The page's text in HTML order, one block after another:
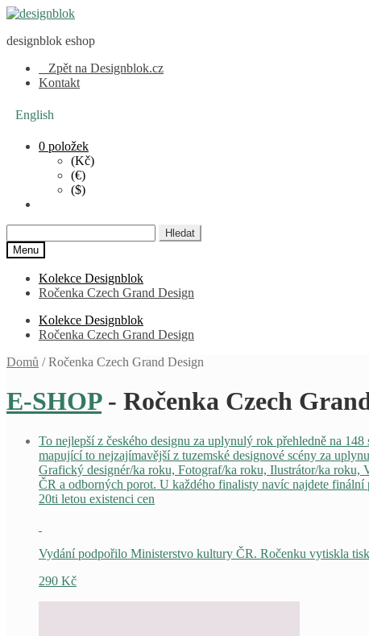
Přeskočit
navigaci
Přejít
obsahu
designblok eshop
Zpět na Designblok.cz
Kontakt
English
0 položek
(Kč)
(€)
($)
Menu
Kolekce Designblok
Ročenka Czech Grand Design
Kolekce Designblok
Ročenka Czech Grand Design
Domů /Ročenka Czech Grand Design
E-SHOP- Ročenka Czech
To nejlepší z českého designu za uplynulý rok přehledně na
mapující to nejzajímavější z tuzemské designové scény za
Grafický designér/ka roku, Fotograf/ka roku, Ilustrátor/ka roku,
ČR a odborných porot. U každého finalisty navíc najdete finální
20ti letou existenci cen
Vydání podpořilo Ministerstvo kultury ČR. Ročenku vytiskla
290 Kč